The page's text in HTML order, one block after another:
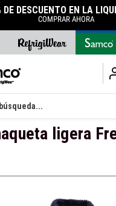
Ir al
ligera